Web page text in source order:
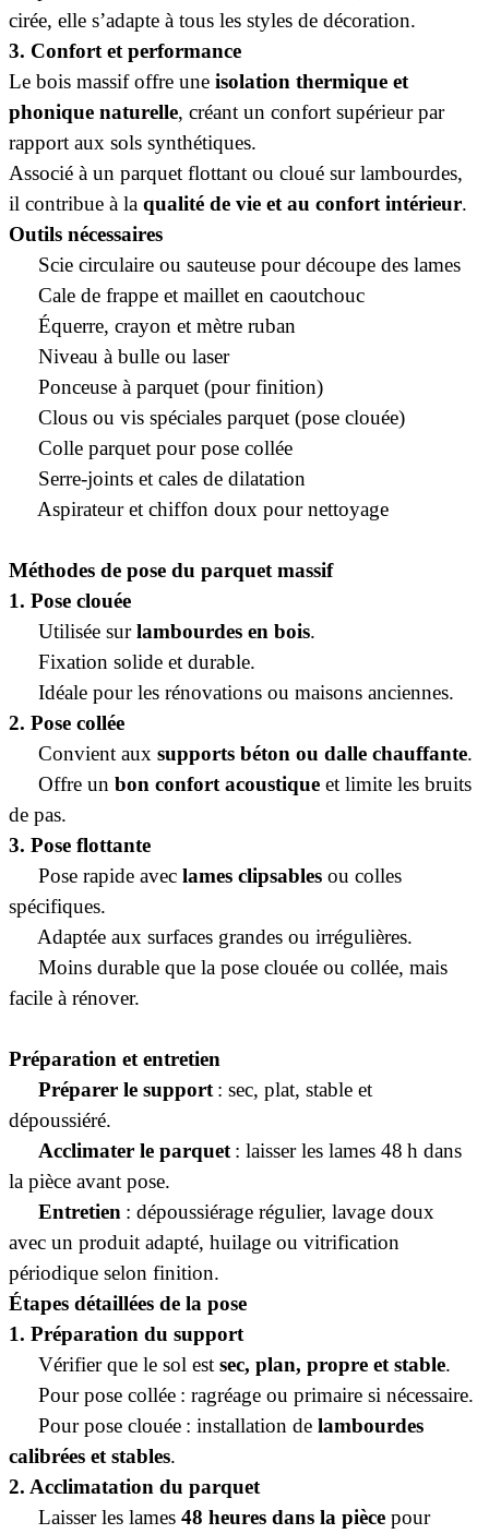
cirée, elle s’adapte à tous les styles de décoration.
3. Confort et performance
Le bois massif offre une isolation thermique et
phonique naturelle, créant un confort supérieur par
rapport aux sols synthétiques.
Associé à un parquet flottant ou cloué sur lambourdes,
il contribue à la qualité de vie et au confort intérieur.
Outils nécessaires
Scie circulaire ou sauteuse pour découpe des lames
Cale de frappe et maillet en caoutchouc
Équerre, crayon et mètre ruban
Niveau à bulle ou laser
Ponceuse à parquet (pour finition)
Clous ou vis spéciales parquet (pose clouée)
Colle parquet pour pose collée
Serre-joints et cales de dilatation
Aspirateur et chiffon doux pour nettoyage
Méthodes de pose du parquet massif
1. Pose clouée
Utilisée surlambourdes en bois.
Fixation solide et durable.
Idéale pour les rénovations ou maisons anciennes.
2. Pose collée
Convient aux supports béton ou dalle chauffante.
Offre un bon confort acoustique et limite les bruits
de pas.
3. Pose flottante
Pose rapide avec lames clipsables ou colles
spécifiques.
Adaptée aux surfaces grandes ou irrégulières.
Moins durable que la pose clouée ou collée, mais
facile à rénover.
Préparation et entretien
Préparer le support : sec, plat, stable et
dépoussiéré.
Acclimater le parquet : laisser les lames 48 h dans
la pièce avant pose.
Entretien : dépoussiérage régulier, lavage doux
avec un produit adapté, huilage ou vitrification
périodique selon finition.
Étapes détaillées de la pose
1. Préparation du support
Vérifier que le sol est sec, plan, propre et stable.
Pour pose collée : ragréage ou primaire si nécessaire.
Pour pose clouée : installation de lambourdes
calibrées et stables.
2. Acclimatation du parquet
Laisser les lames 48 heures dans la pièce pour